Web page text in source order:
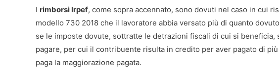
I rimborsi Irpef, come sopra accennato, sono dovuti nel caso in cui
modello 730 2018 che il lavoratore abbia versato più di quanto
se le imposte dovute, sottratte le detrazioni fiscali di cui si beneficia,
pagare, per cui il contribuente risulta in credito per aver pagato di
paga la maggiorazione pagata.